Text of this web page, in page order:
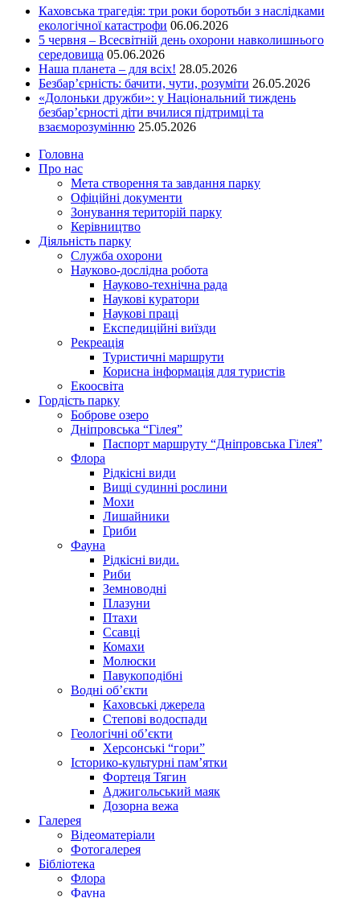
Каховська трагедія: три роки боротьби з наслідками
екологічної катастрофи 06.06.2026
5 червня – Всесвітній день охорони навколишнього
середовища 05.06.2026
Наша планета – для всіх! 28.05.2026
Безбар’єрність: бачити, чути, розуміти 26.05.2026
«Долоньки дружби»: у Національний тиждень
безбар’єрності діти вчилися підтримці та
взаєморозумінню 25.05.2026
Головна
Про нас
Мета створення та завдання парку
Офіційні документи
Зонування територій парку
Керівництво
Діяльність парку
Служба охорони
Науково-дослідна робота
Науково-технічна рада
Наукові куратори
Наукові праці
Експедиційні виїзди
Рекреація
Туристичні маршрути
Корисна інформація для туристів
Екоосвіта
Гордість парку
Боброве озеро
Дніпровська “Гілея”
Паспорт маршруту “Дніпровська Гілея”
Флора
Рідкісні види
Вищі судинні рослини
Мохи
Лишайники
Гриби
Фауна
Рідкісні види.
Риби
Земноводні
Плазуни
Птахи
Ссавці
Комахи
Молюски
Павукоподібні
Водні об’єкти
Каховські джерела
Степові водоспади
Геологічні об’єкти
Херсонські “гори”
Історико-культурні пам’ятки
Фортеця Тягин
Аджигольський маяк
Дозорна вежа
Галерея
Відеоматеріали
Фотогалерея
Бібліотека
Флора
Фауна